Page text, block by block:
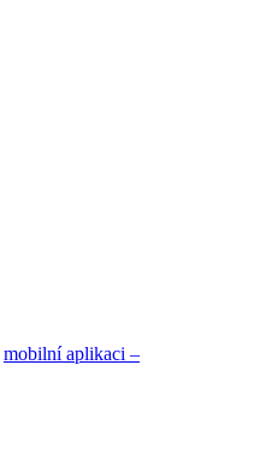
mobilní aplikaci –